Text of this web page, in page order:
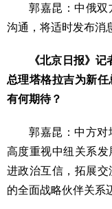
郭嘉昆：中俄双
沟通，将适时发布消
《北京日报》
总理塔格拉吉为新
有何期待？
郭嘉昆：中方对
高度重视中纽关系
进政治互信，拓展
的全面战略伙伴关系